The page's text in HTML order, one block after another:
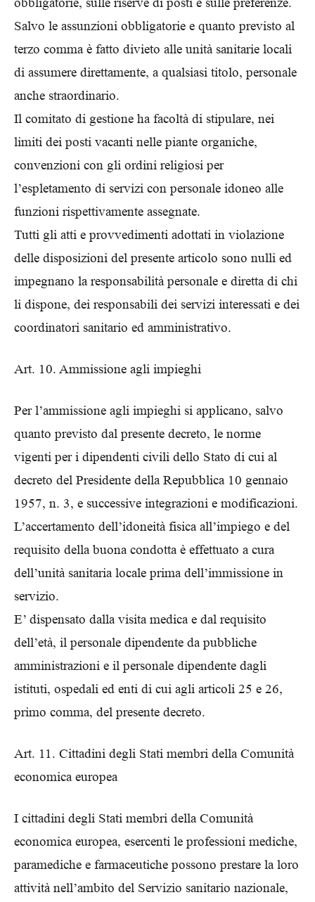
Salvo le assunzioni obbligatorie e quanto previsto al
terzo comma è fatto divieto alle unità sanitarie locali
di assumere direttamente, a qualsiasi titolo, personale
anche straordinario.
Il comitato di gestione ha facoltà di stipulare, nei
limiti dei posti vacanti nelle piante organiche,
convenzioni con gli ordini religiosi per
l’espletamento di servizi con personale idoneo alle
funzioni rispettivamente assegnate.
Tutti gli atti e provvedimenti adottati in violazione
delle disposizioni del presente articolo sono nulli ed
impegnano la responsabilità personale e diretta di chi
li dispone, dei responsabili dei servizi interessati e dei
coordinatori sanitario ed amministrativo.
Art. 10. Ammissione agli impieghi
Per l’ammissione agli impieghi si applicano, salvo
quanto previsto dal presente decreto, le norme
vigenti per i dipendenti civili dello Stato di cui al
decreto del Presidente della Repubblica 10 gennaio
1957, n. 3, e successive integrazioni e modificazioni.
L’accertamento dell’idoneità fisica all’impiego e del
requisito della buona condotta è effettuato a cura
dell’unità sanitaria locale prima dell’immissione in
servizio.
E’ dispensato dalla visita medica e dal requisito
dell’età, il personale dipendente da pubbliche
amministrazioni e il personale dipendente dagli
istituti, ospedali ed enti di cui agli articoli 25 e 26,
primo comma, del presente decreto.
Art. 11. Cittadini degli Stati membri della Comunità
economica europea
I cittadini degli Stati membri della Comunità
economica europea, esercenti le professioni mediche,
paramediche e farmaceutiche possono prestare la loro
attività nell’ambito del Servizio sanitario nazionale,